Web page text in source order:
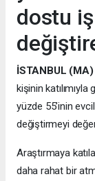
dostu
İSTANBUL (MA)
kişinin
yüzde 55’inin
değiştirmeyi
Araştırmaya
daha rahat bir